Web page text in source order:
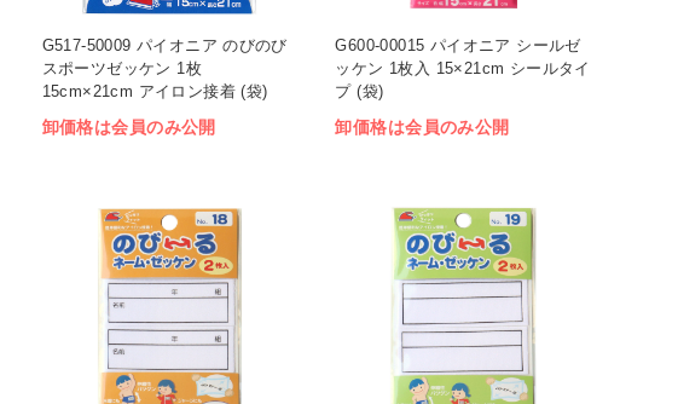
G517-50009 パイオニア のびのび
スポーツゼッケン 1枚
15cm×21cm アイロン接着 (袋)
卸価格は会員のみ公開
G600-00015 パイオニア シールゼ
ッケン 1枚入 15×21cm シールタイ
プ (袋)
卸価格は会員のみ公開